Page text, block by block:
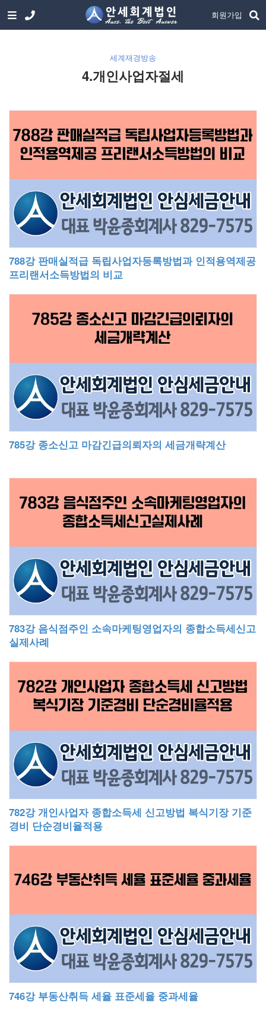
회원가입
세계재경방송
4.개인사업자절세
788강 판매실적급 독립사업자등록방법과 인적용역제공
프리랜서소득방법의 비교
785강 종소신고 마감긴급의뢰자의 세금개략계산
783강 음식점주인 소속마케팅영업자의 종합소득세신고
실제사례
782강 개인사업자 종합소득세 신고방법 복식기장 기준
경비 단순경비율적용
746강 부동산취득 세율 표준세율 중과세율